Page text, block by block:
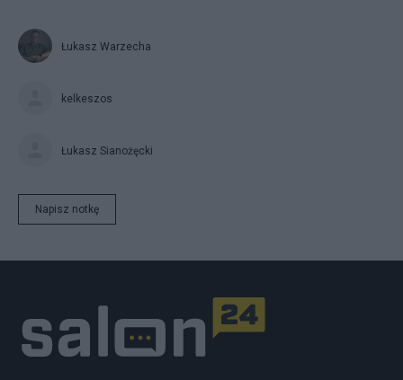
Łukasz Warzecha
kelkeszos
Łukasz Sianożęcki
Napisz notkę